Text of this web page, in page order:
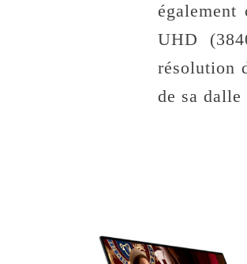
UHD
résolution
de sa